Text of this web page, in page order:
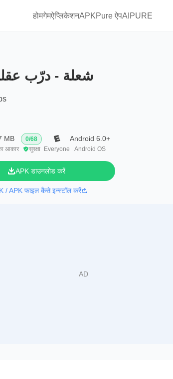
होमगेमऐप्लिकेशनAPKPure ऐपAIPURE
شعلة - درّب
MB
आकार
0/68
सुरक्षा
Everyone
Android 6.0+
Android OS
APK डाउनलोड करें
/ APK फाइल कैसे इन्स्टॉल करें